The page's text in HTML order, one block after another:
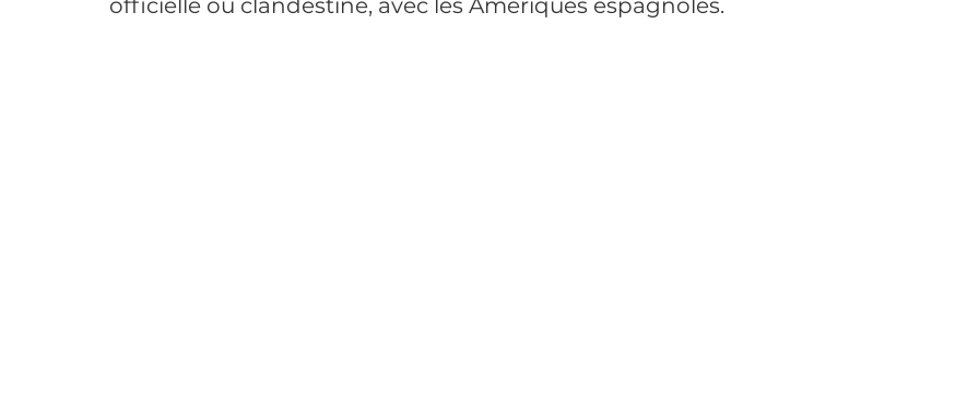
officielle ou clandestine, avec les Amériques espagnoles.